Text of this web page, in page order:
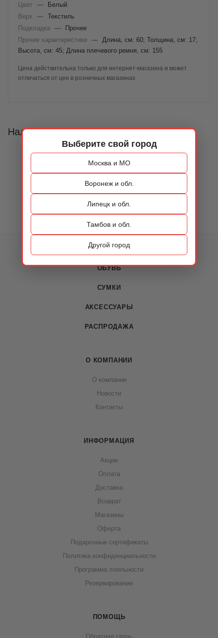
Выберите свой город
Москва и МО
Воронеж и обл.
Липецк и обл.
Тамбов и обл.
Другой город
Цвет —
Белый
Верх
— Текстиль
Подкладка
—
Прочее
Прочие характеристики
—
Длина, см: 60; Толщина, см: 17;
Высота, см: 45; Длина плечевого ремня, см: 155
Цена действительна только для интернет-магазина и может
отличаться от цен в розничных магазинах
Наличие
КАТАЛОГ
ОБУВЬ
СУМКИ
АКСЕССУАРЫ
РАСПРОДАЖА
О КОМПАНИИ
О компании
Новости
Контакты
ИНФОРМАЦИЯ
Акции
Оплата
Доставка
Возврат
Магазины
Оферта
Подарочные сертификаты
Политика конфиденциальности
Программа лояльности
Резервирование
ПОМОЩЬ
Обратная связь